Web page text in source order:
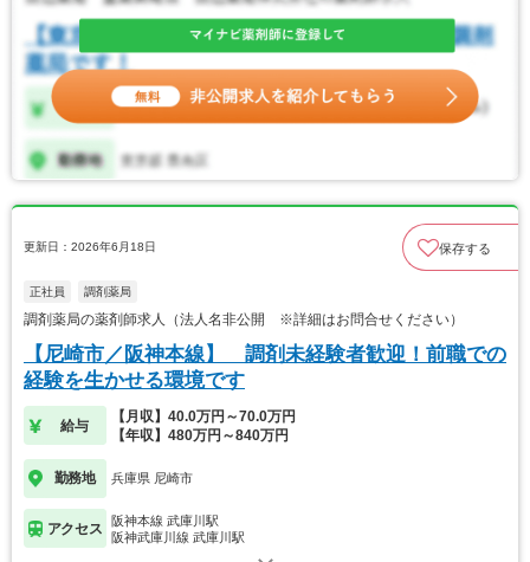
更新日：2026年6月18日 保存する
正社員 調剤薬局
調剤薬局の薬剤師求人（法人名非公開 ※詳細はお問合せください）
【尼崎市／阪神本線】 調剤未経験者歓迎！前職での
経験を生かせる環境です
給与
【月収】40.0万円～70.0万円
【年収】480万円～840万円
勤務地 兵庫県 尼崎市
アクセス
阪神本線 武庫川駅
阪神武庫川線 武庫川駅